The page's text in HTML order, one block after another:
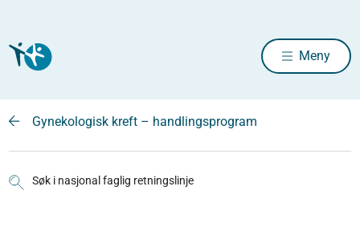
Meny
Gynekologisk kreft – handlingsprogram
Søk i nasjonal faglig retningslinje